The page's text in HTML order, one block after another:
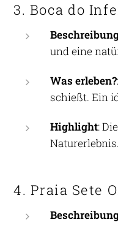
3. Boca do
und eine
Was erleben?
schießt. Ein
Highlight:
Naturerlebnis.
4. Praia Sete